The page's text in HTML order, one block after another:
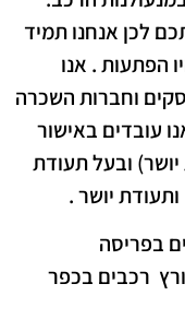
לכן אנחנו תמיד
הפתעות . אנו
וחברות השכרה
עובדים באישור
ובעל תעודת
יושר .
בפריסה
רכבים בכפר